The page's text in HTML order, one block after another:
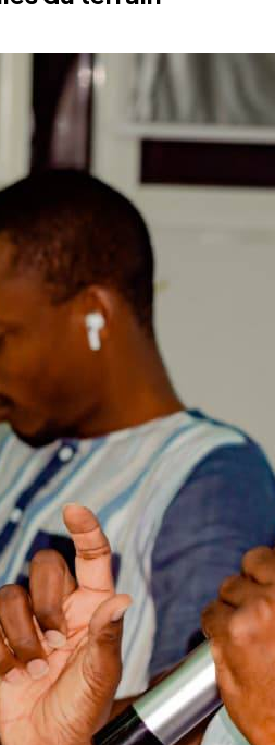
modalités et
à destination